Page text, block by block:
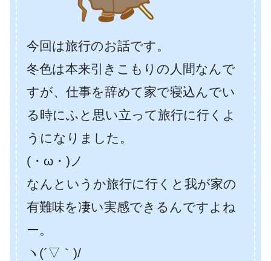
今回は旅行のお話です。
冬色は本来引きこもりの人間なんで
すが、仕事を辞めて家で寝込んでい
る時にふと思い立って旅行に行くよ
うになりました。
(・ω・)ノ
なんというか旅行に行くと我が家の
有難味を凄い実感できるんですよね
ー。
ヽ(´▽｀)/